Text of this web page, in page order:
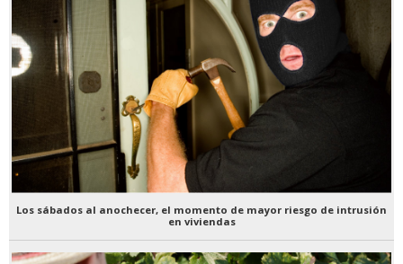
Los sábados al anochecer, el momento de mayor riesgo de intrusión
en viviendas